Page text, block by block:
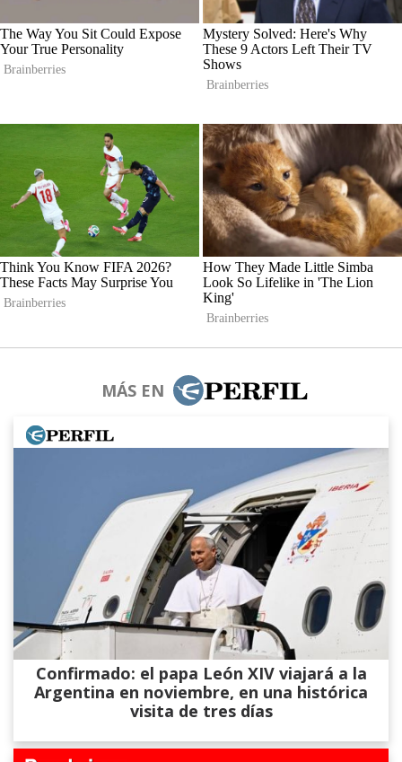
MÁS EN
Confirmado: el papa León XIV viajará a la
Argentina en noviembre, en una histórica
visita de tres días